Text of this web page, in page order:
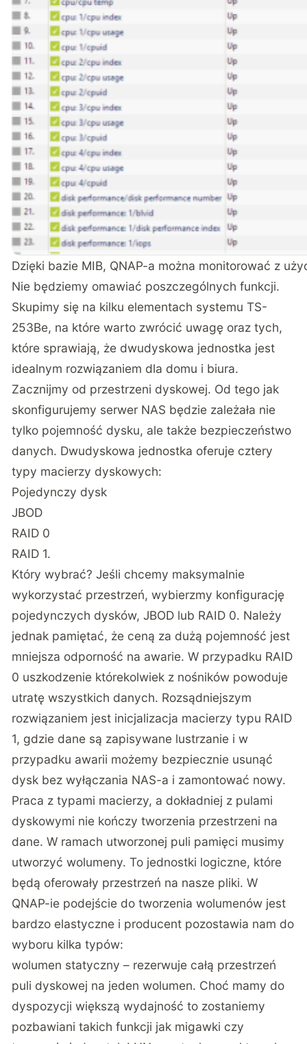
Dzięki bazie MIB, QNAP-a można monitorować z
Nie będziemy omawiać poszczególnych funkcji.
Skupimy się na kilku elementach systemu TS-
253Be, na które warto zwrócić uwagę oraz tych,
które sprawiają, że dwudyskowa jednostka jest
idealnym rozwiązaniem dla domu i biura.
Zacznijmy od przestrzeni dyskowej. Od tego jak
skonfigurujemy serwer NAS będzie zależała nie
tylko pojemność dysku, ale także bezpieczeństwo
danych. Dwudyskowa jednostka oferuje cztery
typy macierzy dyskowych:
Pojedynczy dysk
JBOD
RAID 0
RAID 1.
Który wybrać? Jeśli chcemy maksymalnie
wykorzystać przestrzeń, wybierzmy konfigurację
pojedynczych dysków, JBOD lub RAID 0. Należy
jednak pamiętać, że ceną za dużą pojemność jest
mniejsza odporność na awarie. W przypadku RAID
0 uszkodzenie którekolwiek z nośników powoduje
utratę wszystkich danych. Rozsądniejszym
rozwiązaniem jest inicjalizacja macierzy typu RAID
1, gdzie dane są zapisywane lustrzanie i w
przypadku awarii możemy bezpiecznie usunąć
dysk bez wyłączania NAS-a i zamontować nowy.
Praca z typami macierzy, a dokładniej z pulami
dyskowymi nie kończy tworzenia przestrzeni na
dane. W ramach utworzonej puli pamięci musimy
utworzyć wolumeny. To jednostki logiczne, które
będą oferowały przestrzeń na nasze pliki. W
QNAP-ie podejście do tworzenia wolumenów jest
bardzo elastyczne i producent pozostawia nam do
wyboru kilka typów:
wolumen statyczny – rezerwuje całą przestrzeń
puli dyskowej na jeden wolumen. Choć mamy do
dyspozycji większą wydajność to zostaniemy
pozbawiani takich funkcji jak migawki czy